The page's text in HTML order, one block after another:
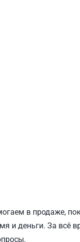
в продаже,
и деньги. За всё